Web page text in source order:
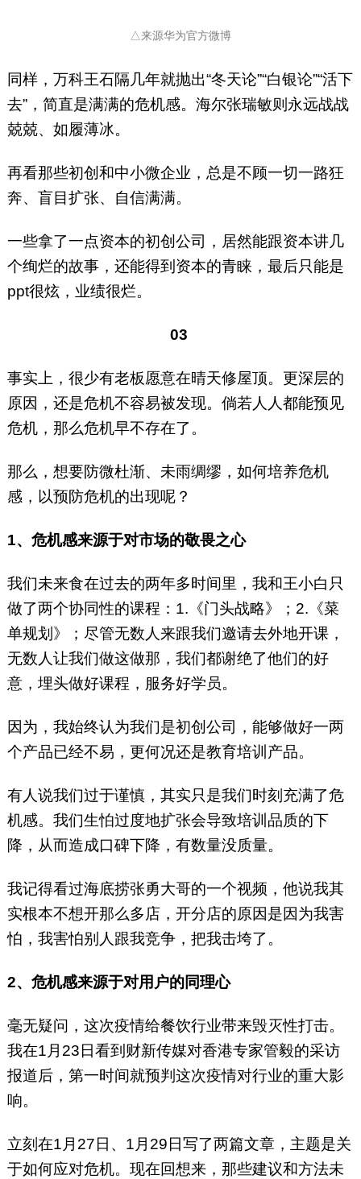
△来源华为官方微博
同样，万科王石隔几年就抛出“冬天论”“白银论”“活下
去”，简直是满满的危机感。海尔张瑞敏则永远战战
兢兢、如履薄冰。
再看那些初创和中小微企业，总是不顾一切一路狂
奔、盲目扩张、自信满满。
一些拿了一点资本的初创公司，居然能跟资本讲几
个绚烂的故事，还能得到资本的青睐，最后只能是
ppt很炫，业绩很烂。
03
事实上，很少有老板愿意在晴天修屋顶。更深层的
原因，还是危机不容易被发现。倘若人人都能预见
危机，那么危机早不存在了。
那么，想要防微杜渐、未雨绸缪，如何培养危机
感，以预防危机的出现呢？
1、危机感来源于对市场的敬畏之心
我们未来食在过去的两年多时间里，我和王小白只
做了两个协同性的课程：1.《门头战略》；2.《菜
单规划》；尽管无数人来跟我们邀请去外地开课，
无数人让我们做这做那，我们都谢绝了他们的好
意，埋头做好课程，服务好学员。
因为，我始终认为我们是初创公司，能够做好一两
个产品已经不易，更何况还是教育培训产品。
有人说我们过于谨慎，其实只是我们时刻充满了危
机感。我们生怕过度地扩张会导致培训品质的下
降，从而造成口碑下降，有数量没质量。
我记得看过海底捞张勇大哥的一个视频，他说我其
实根本不想开那么多店，开分店的原因是因为我害
怕，我害怕别人跟我竞争，把我击垮了。
2、危机感来源于对用户的同理心
毫无疑问，这次疫情给餐饮行业带来毁灭性打击。
我在1月23日看到财新传媒对香港专家管毅的采访
报道后，第一时间就预判这次疫情对行业的重大影
响。
立刻在1月27日、1月29日写了两篇文章，主题是关
于如何应对危机。现在回想来，那些建议和方法未